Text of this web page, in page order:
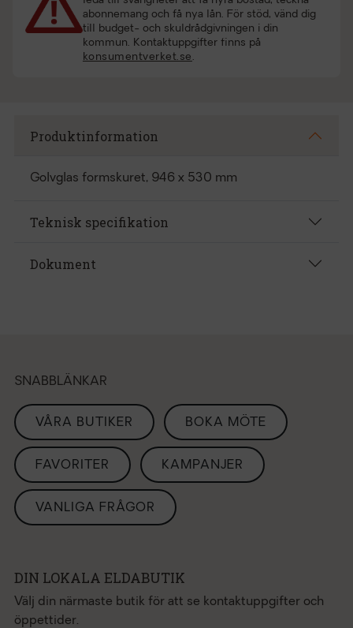
abonnemang och få nya lån. För stöd, vänd dig
till budget- och skuldrådgivningen i din
kommun. Kontaktuppgifter finns på
konsumentverket.se .
Produktinformation
Golvglas formskuret, 946 x 530 mm
Teknisk specifikation
Dokument
SNABBLÄNKAR
VÅRA BUTIKER BOKA MÖTE
FAVORITER KAMPANJER
VANLIGA FRÅGOR
DIN LOKALA ELDABUTIK
Välj din närmaste butik för att se kontaktuppgifter och
öppettider.